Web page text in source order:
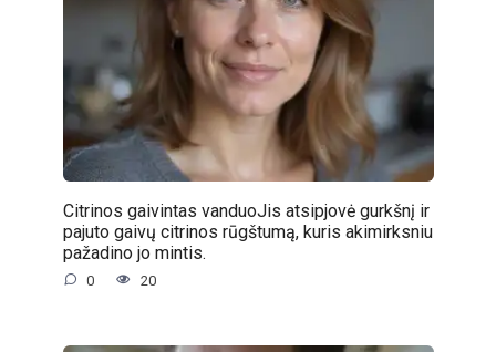
Citrinos gaivintas vanduoJis atsipjovė gurkšnį ir
pajuto gaivų citrinos rūgštumą, kuris akimirksniu
pažadino jo mintis.
0 20